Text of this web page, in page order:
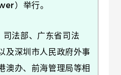
）举行。
法部、广东省司法
及深圳市人民政府外事
澳办、前海管理局等相